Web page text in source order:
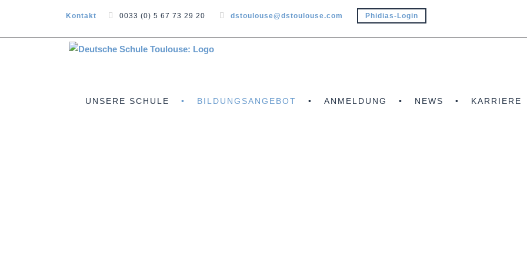
Kontakt 0033 (0) 5 67 73 29 20 dstoulouse@dstoulouse.com Phidias-Login
UNSERE SCHULE BILDUNGSANGEBOT ANMELDUNG NEWS KARRIERE